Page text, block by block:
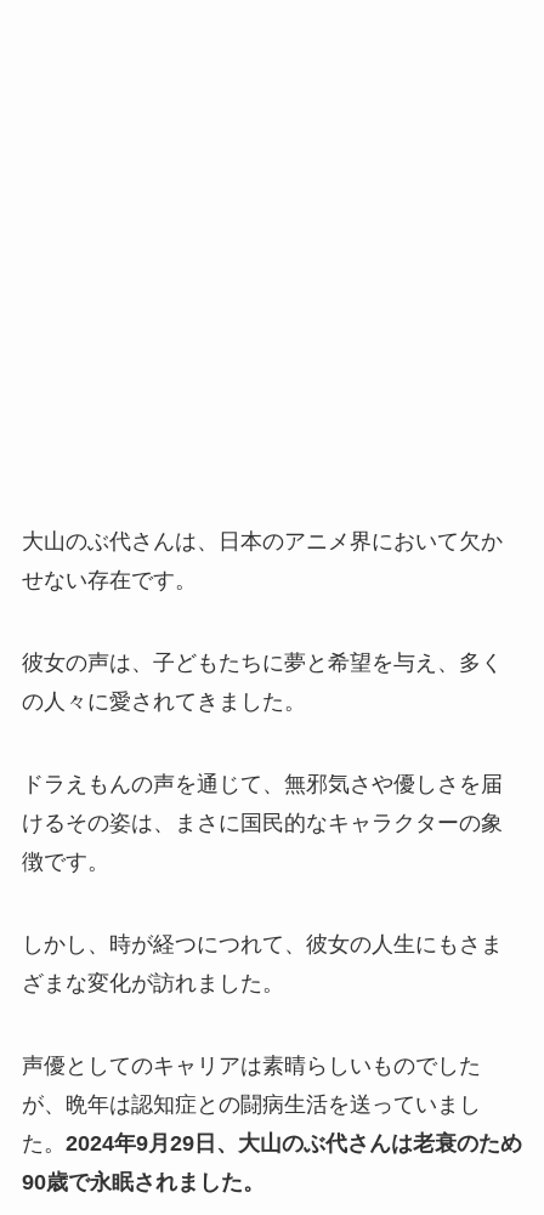
大山のぶ代さんは、日本のアニメ界において欠か
せない存在です。
彼女の声は、子どもたちに夢と希望を与え、多く
の人々に愛されてきました。
ドラえもんの声を通じて、無邪気さや優しさを届
けるその姿は、まさに国民的なキャラクターの象
徴です。
しかし、時が経つにつれて、彼女の人生にもさま
ざまな変化が訪れました。
声優としてのキャリアは素晴らしいものでした
が、晩年は認知症との闘病生活を送っていまし
た。 2024年9月29日、大山のぶ代さんは老衰のため
90歳で永眠されました。